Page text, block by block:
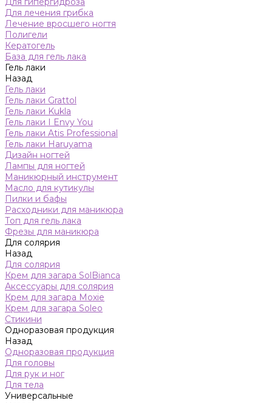
Для лечения грибка
Лечение вросшего ногтя
Полигели
Кератогель
База для гель лака
Гель лаки
Назад
Гель лаки
Гель лаки Grattol
Гель лаки Kukla
Гель лаки I Envy You
Гель лаки Atis Professional
Гель лаки Haruyama
Дизайн ногтей
Лампы для ногтей
Маникюрный инструмент
Масло для кутикулы
Пилки и бафы
Расходники для маникюра
Топ для гель лака
Фрезы для маникюра
Для солярия
Назад
Для солярия
Крем для загара SolBianca
Аксессуары для солярия
Крем для загара Moxie
Крем для загара Soleo
Стикини
Одноразовая продукция
Назад
Одноразовая продукция
Для головы
Для рук и ног
Для тела
Универсальные